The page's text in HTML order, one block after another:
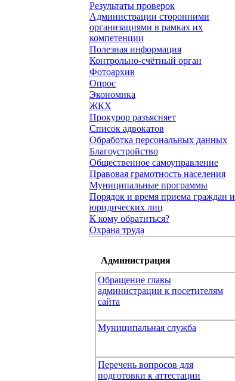
Результаты проверок
Администрации сторонними
организациями в рамках их
компетенции
Полезная информация
Контрольно-счётный орган
Фотоархив
Опрос
Экономика
ЖКХ
Прокурор разъясняет
Список адвокатов
Обработка персональных данных
Благоустройство
Общественное самоуправление
Правовая грамотность населения
Муниципальные программы
Порядок и время приема граждан и
юридических лиц
К кому обратиться?
Охрана труда
Администрация
Обращение главы
администрации к посетителям
сайта
Муниципальная служба
Перечень вопросов для
подготовки к аттестации